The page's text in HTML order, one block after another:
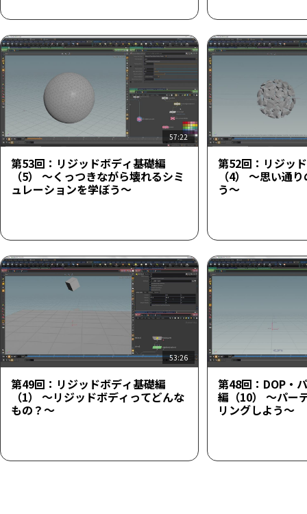
57:22
第53回：リジッドボディ基礎編
（5） ～くっつきながら壊れるシミ
ュレーションを学ぼう～
第52回：リジッ
（4） ～思い通
う～
53:26
第49回：リジッドボディ基礎編
（1） ～リジッドボディってどんな
もの？～
第48回：DOP・
編（10） ～パー
リングしよう～